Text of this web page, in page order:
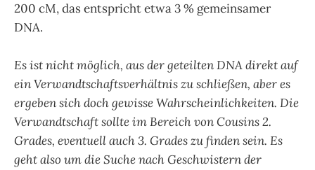
200 cM, das entspricht etwa 3 % gemeinsamer
DNA.
Es ist nicht möglich, aus der geteilten DNA direkt auf
ein Verwandtschaftsverhältnis zu schließen, aber es
ergeben sich doch gewisse Wahrscheinlichkeiten. Die
Verwandtschaft sollte im Bereich von Cousins 2.
Grades, eventuell auch 3. Grades zu finden sein. Es
geht also um die Suche nach Geschwistern der